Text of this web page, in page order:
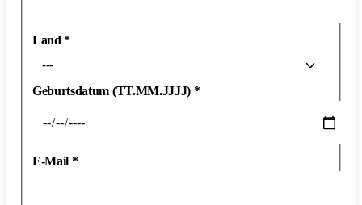
Land*
---
Geburtsdatum (TT.MM.JJJJ) *
E-Mail *